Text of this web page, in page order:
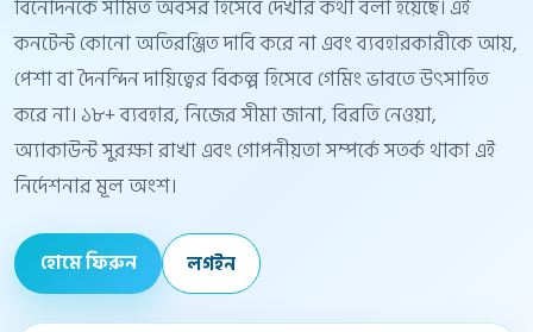
বিনোদনকে সীমিত অবসর হিসেবে দেখার কথা বলা হয়েছে। এই
কনটেন্ট কোনো অতিরঞ্জিত দাবি করে না এবং ব্যবহারকারীকে আয়,
পেশা বা দৈনন্দিন দায়িত্বের বিকল্প হিসেবে গেমিং ভাবতে উৎসাহিত
করে না। ১৮+ ব্যবহার, নিজের সীমা জানা, বিরতি নেওয়া,
অ্যাকাউন্ট সুরক্ষা রাখা এবং গোপনীয়তা সম্পর্কে সতর্ক থাকা এই
নির্দেশনার মূল অংশ।
হোমে ফিরুন লগইন